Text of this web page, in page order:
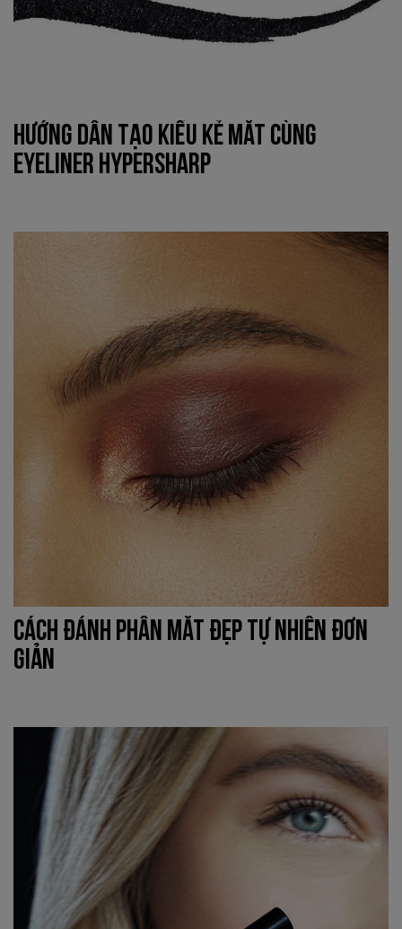
HƯỚNG DẪN TẠO KIỂU KẺ MẮT CÙNG
EYELINER HYPERSHARP
CÁCH ĐÁNH PHẤN MẮT ĐẸP TỰ NHIÊN ĐƠN
GIẢN